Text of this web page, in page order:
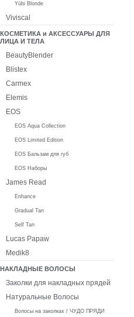
Yūbi Blonde
Viviscal
КОСМЕТИКА и АКСЕССУАРЫ ДЛЯ
ЛИЦА И ТЕЛА
BeautyBlender
Blistex
Carmex
Elemis
EOS
EOS Aqua Collection
EOS Limited Edition
EOS Бальзам для губ
EOS Наборы
James Read
Enhance
Gradual Tan
Self Tan
Lucas Papaw
Medik8
НАКЛАДНЫЕ ВОЛОСЫ
Заколки для накладных прядей
Натуральные Волосы
Волосы на заколках / ЧУДО ПРЯДИ